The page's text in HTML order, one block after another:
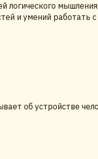
логического мышления,
и умений работать с
об устройстве